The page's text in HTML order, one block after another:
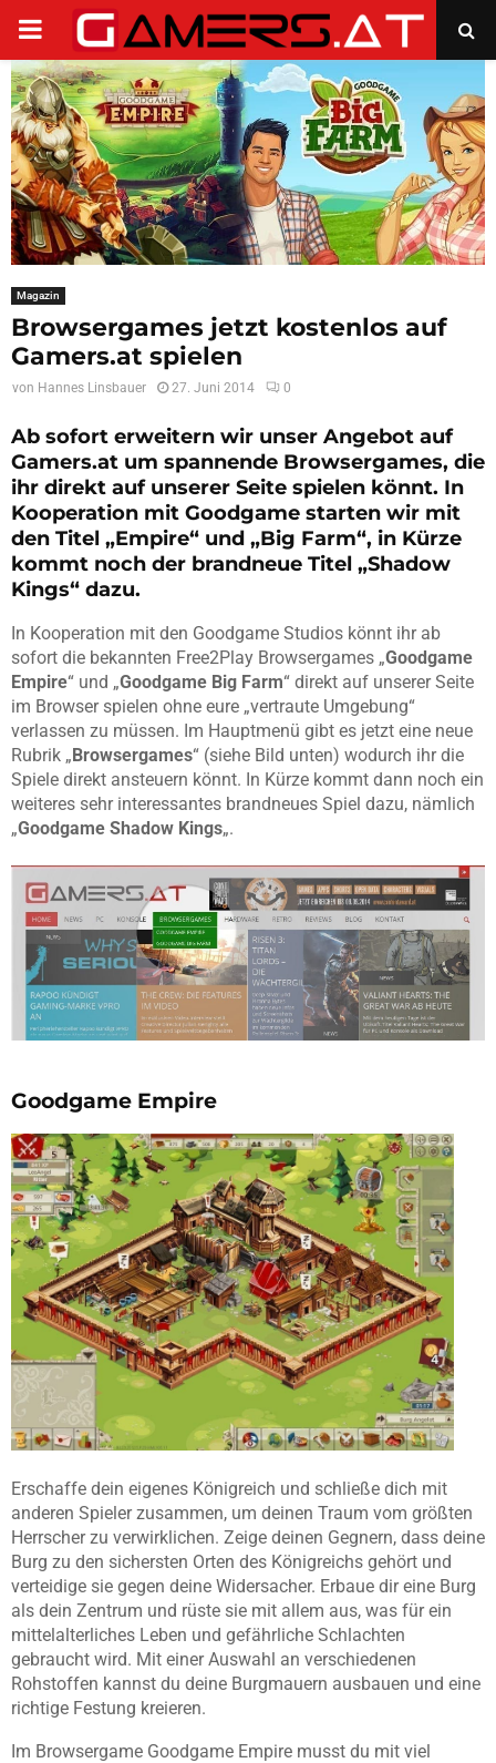
PRIMARY
MENU
Magazin
Browsergames jetzt kostenlos auf
Gamers.at spielen
von Hannes Linsbauer 27. Juni 2014 0
Ab sofort erweitern wir unser Angebot auf
Gamers.at um spannende Browsergames, die
ihr direkt auf unserer Seite spielen könnt. In
Kooperation mit Goodgame starten wir mit
den Titel „Empire“ und „Big Farm“, in Kürze
kommt noch der brandneue Titel „Shadow
Kings“ dazu.
In Kooperation mit den Goodgame Studios könnt ihr ab
sofort die bekannten Free2Play Browsergames „Goodgame
Empire“ und „Goodgame Big Farm“ direkt auf unserer Seite
im Browser spielen ohne eure „vertraute Umgebung“
verlassen zu müssen. Im Hauptmenü gibt es jetzt eine neue
Rubrik „ Browsergames“ (siehe Bild unten) wodurch ihr die
Spiele direkt ansteuern könnt. In Kürze kommt dann noch ein
weiteres sehr interessantes brandneues Spiel dazu, nämlich
„Goodgame Shadow Kings„.
Goodgame Empire
Erschaffe dein eigenes Königreich und schließe dich mit
anderen Spieler zusammen, um deinen Traum vom größten
Herrscher zu verwirklichen. Zeige deinen Gegnern, dass deine
Burg zu den sichersten Orten des Königreichs gehört und
verteidige sie gegen deine Widersacher. Erbaue dir eine Burg
als dein Zentrum und rüste sie mit allem aus, was für ein
mittelalterliches Leben und gefährliche Schlachten
gebraucht wird. Mit einer Auswahl an verschiedenen
Rohstoffen kannst du deine Burgmauern ausbauen und eine
richtige Festung kreieren.
Im Browsergame Goodgame Empire musst du mit viel